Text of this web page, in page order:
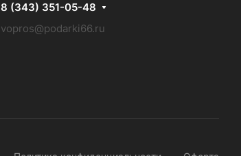
8 (343) 351-05-48
vopros@podarki66.ru